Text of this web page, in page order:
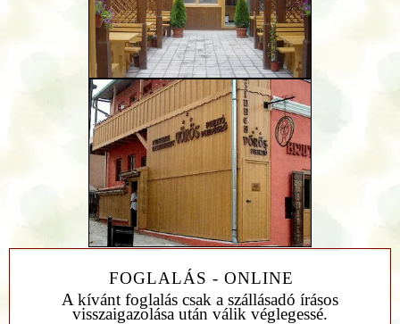
FOGLALÁS - ONLINE
A kívánt foglalás csak a szállásadó írásos
visszaigazolása után válik véglegessé.